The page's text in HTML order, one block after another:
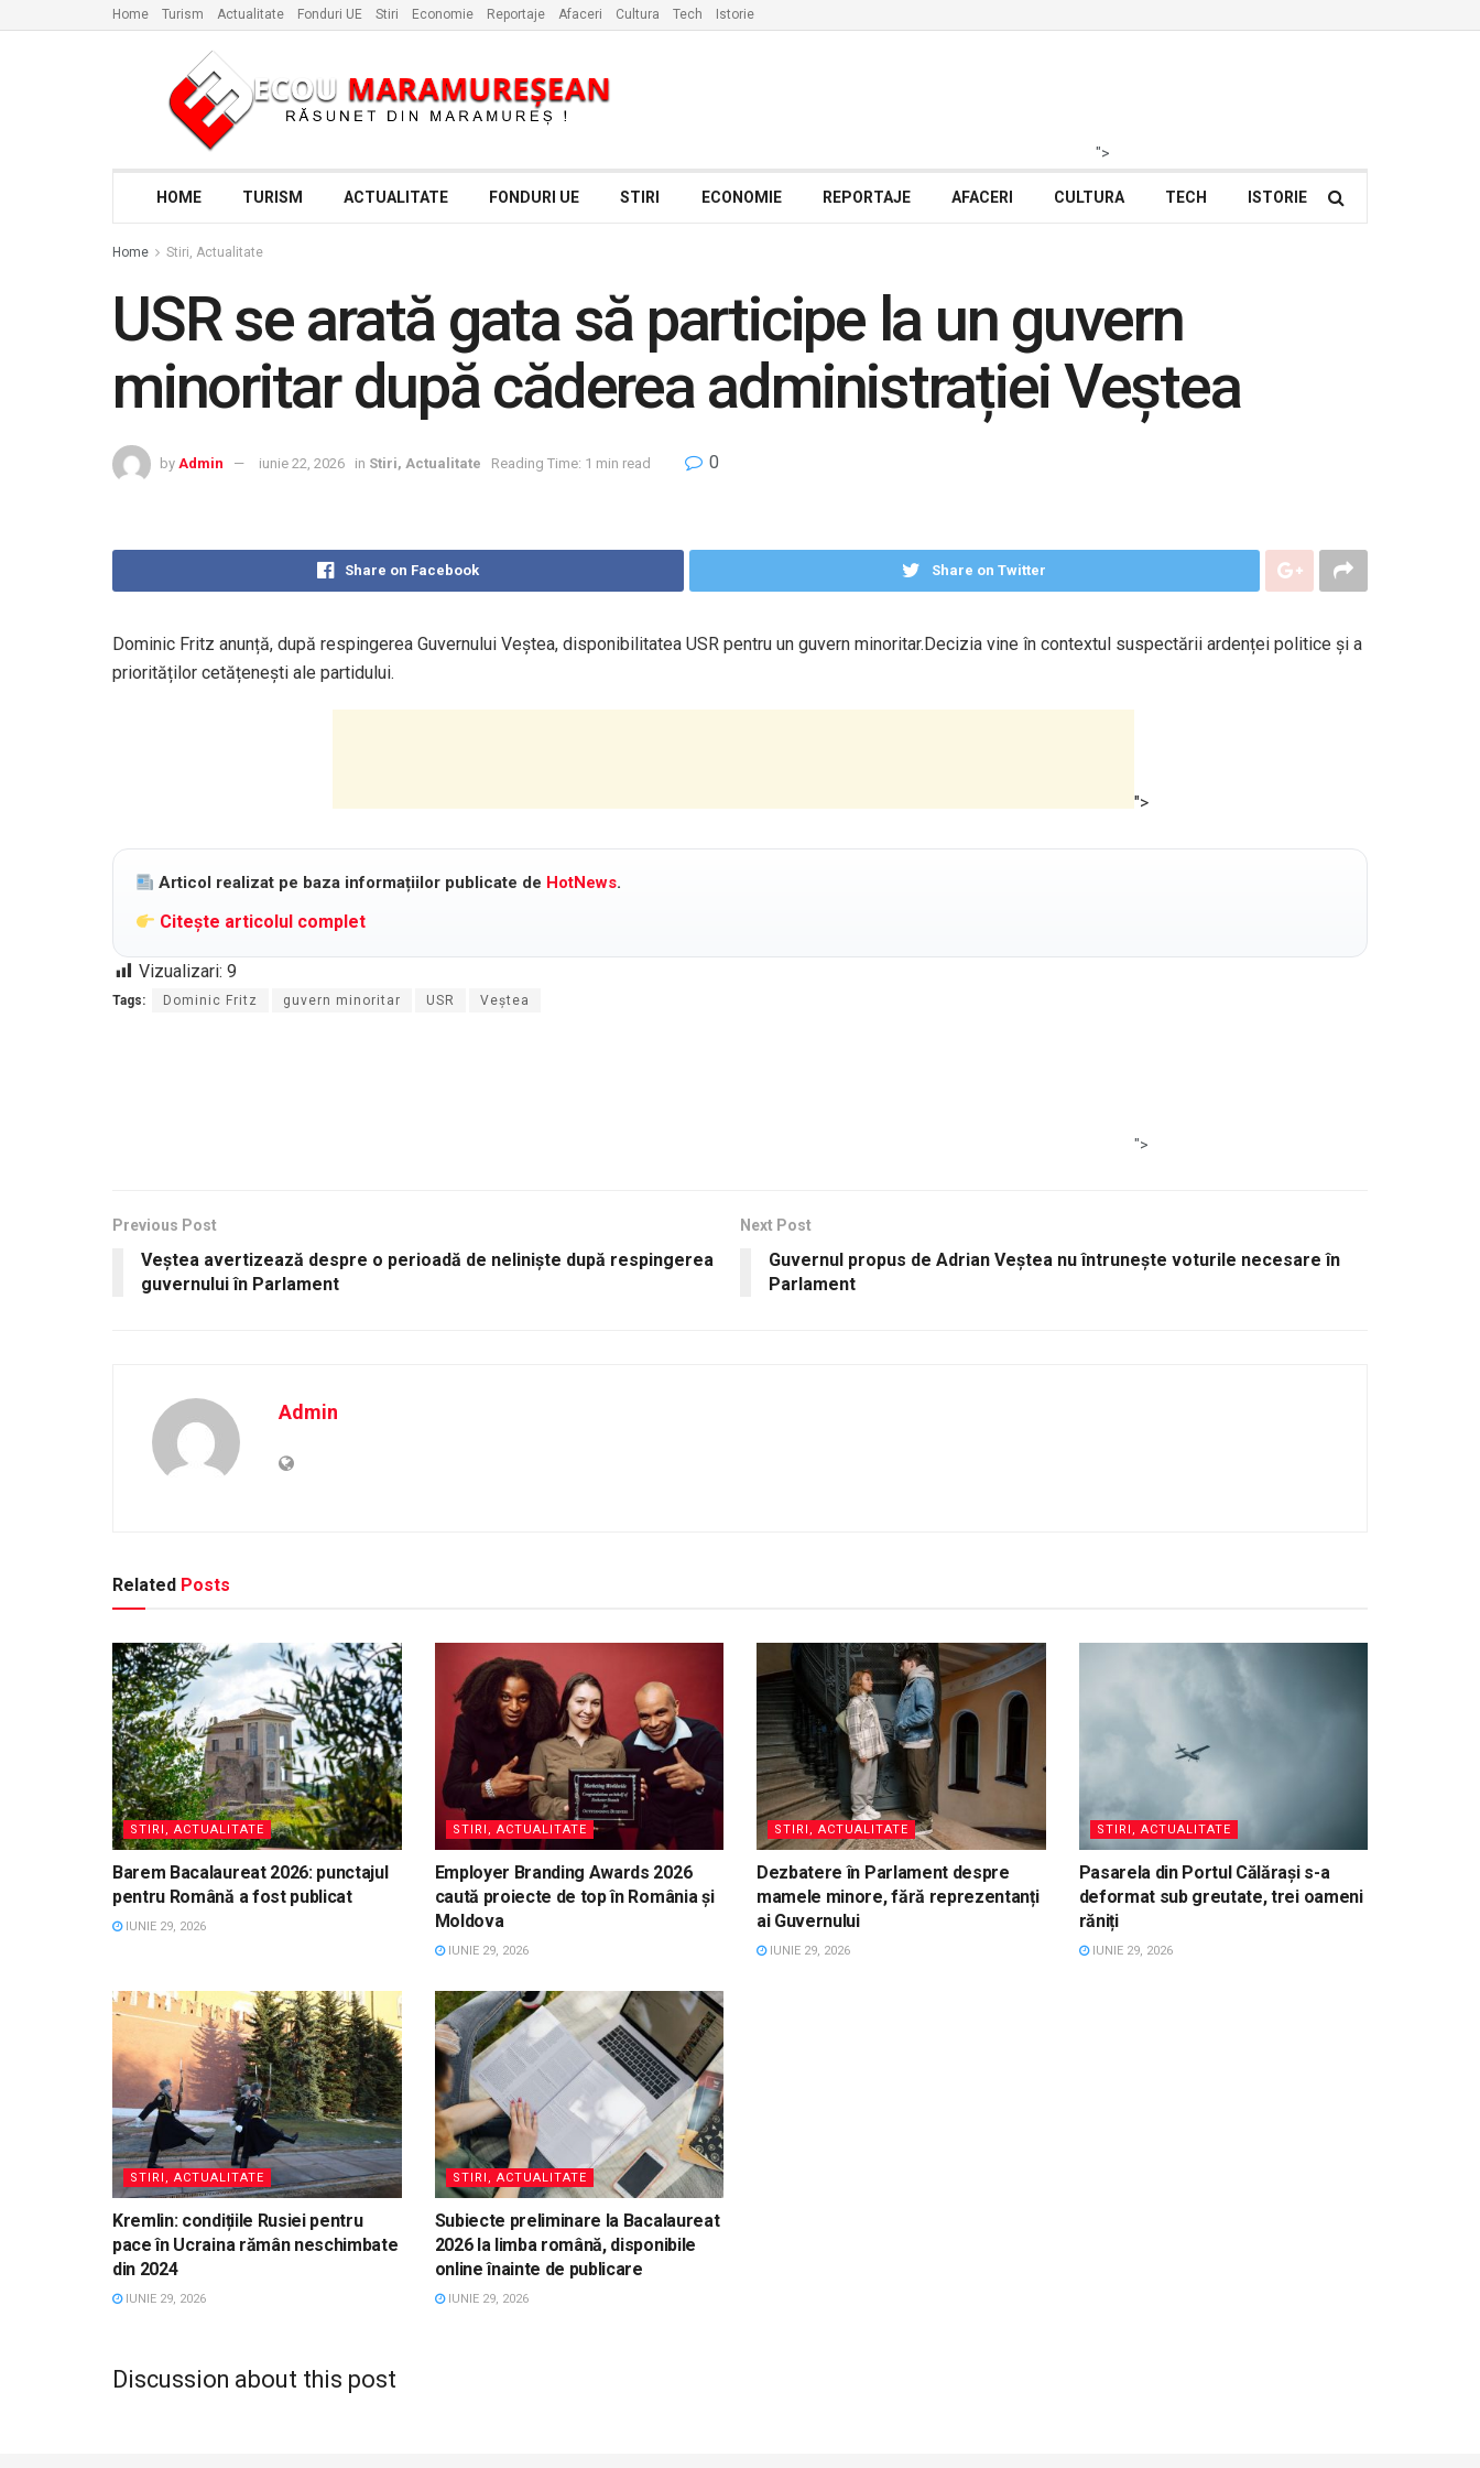
Home Turism Actualitate Fonduri UE Stiri Economie Reportaje Afaceri Cultura Tech Istorie
">
HOME TURISM ACTUALITATE FONDURI UE STIRI ECONOMIE REPORTAJE AFACERI CULTURA TECH ISTORIE
Home Stiri, Actualitate
USR se arată gata să participe la un guvern
minoritar după căderea administrației Veștea
by Admin iunie 22, 2026 in Stiri, Actualitate Reading Time: 1 min read 0
Share on Facebook Share on Twitter
Dominic Fritz anunță, după respingerea Guvernului Veștea, disponibilitatea USR pentru un guvern minoritar.Decizia vine în contextul suspectării ardenței politice și a
priorităților cetățenești ale partidului.
">
Articol realizat pe baza informațiilor publicate de HotNews.
Citește articolul complet
Vizualizari: 9
Tags: Dominic Fritz guvern minoritar USR Veștea
">
Previous Post
Veștea avertizează despre o perioadă de neliniște după respingerea
guvernului în Parlament
Next Post
Guvernul propus de Adrian Veștea nu întrunește voturile necesare în
Parlament
Admin
Related Posts
STIRI, ACTUALITATE
Barem Bacalaureat 2026: punctajul
pentru Română a fost publicat
IUNIE 29, 2026
STIRI, ACTUALITATE
Employer Branding Awards 2026
caută proiecte de top în România și
Moldova
IUNIE 29, 2026
STIRI, ACTUALITATE
Dezbatere în Parlament despre
mamele minore, fără reprezentanți
ai Guvernului
IUNIE 29, 2026
STIRI, ACTUALITATE
Pasarela din Portul Călărași s-a
deformat sub greutate, trei oameni
răniți
IUNIE 29, 2026
STIRI, ACTUALITATE
Kremlin: condițiile Rusiei pentru
pace în Ucraina rămân neschimbate
din 2024
IUNIE 29, 2026
STIRI, ACTUALITATE
Subiecte preliminare la Bacalaureat
2026 la limba română, disponibile
online înainte de publicare
IUNIE 29, 2026
Discussion about this post